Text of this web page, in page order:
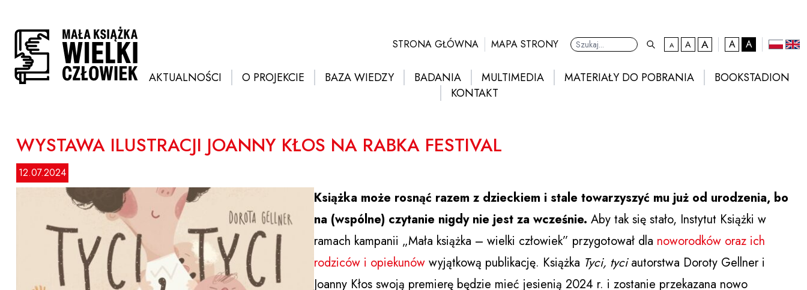
treści
STRONA GŁÓWNA MAPA STRONY Ustawienia Adomyślna czcionka
Awiększa czcionka
Anajwiększa czcionka
A kontrast domyślny
A polski
AKTUALNOŚCI O PROJEKCIE BAZA WIEDZY BADANIA MULTIMEDIA MATERIAŁY DO POBRANIA
BOOKSTADION
KONTAKT
WYSTAWA ILUSTRACJI JOANNY KŁOS NA RABKA FESTIVAL
12.07.2024
Książka może rosnąć razem z dzieckiem i stale towarzyszyć mu już od urodzenia, bo
na (wspólne) czytanie nigdy nie jest za wcześnie.Aby tak się stało, Instytut Książki w
ramach kampanii „Mała książka – wielki człowiek” przygotował dla noworodków oraz ich
rodziców i opiekunów wyjątkową publikację. Książka Tyci, tyciautorstwa Doroty Gellner i
Joanny Kłos swoją premierę będzie mieć jesienią 2024 r. i zostanie przekazana nowo